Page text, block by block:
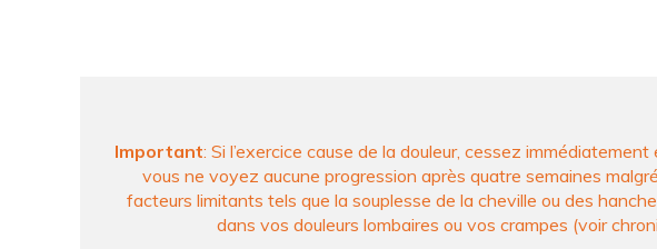
Important: Si l’exercice cause de la douleur, cessez
vous ne voyez aucune progression après quatre semaines
facteurs limitants tels que la souplesse de la cheville ou des
dans vos douleurs lombaires ou vos crampes (voir